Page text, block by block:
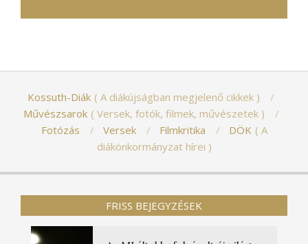
Kossuth-Diák
A diákújságban megjelenő cikkek
Művészsarok
Versek, fotók, filmek, művészetek
Fotózás
Versek Filmkritika DÖK
A
diákönkormányzat hírei
FRISS BEJEGYZÉSEK